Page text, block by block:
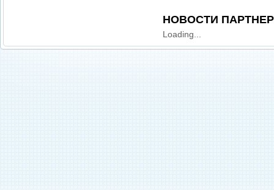
НОВОСТИ
Loading...